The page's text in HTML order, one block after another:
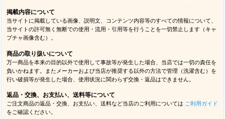
掲載内容について
当サイトに掲載している画像、説明文、コンテンツ内容等のすべての情報について、
当サイトの許可無く無断での使用・流用・引用等を行うことを一切禁止します（キャ
プチャ画像含む）。
商品の取り扱いについて
万一商品を本来の目的以外で使用して事故等が発生した場合、当店では一切の責任を
負いかねます。またメーカーおよび当店が推奨する以外の方法で管理（洗濯含む）を
行い破損等が発生した場合、使用状況に関わらず交換・返品はできません。
返品・交換、お支払い、送料等について
ご注文商品の返品・交換、お支払い、送料など当店のご利用については ご利用ガイド
をご確認ください。